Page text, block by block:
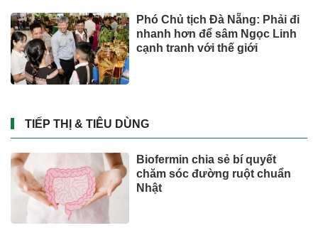
Phó Chủ tịch Đà Nẵng: Phải đi
nhanh hơn để sâm Ngọc Linh
cạnh tranh với thế giới
TIẾP THỊ & TIÊU DÙNG
Biofermin chia sẻ bí quyết
chăm sóc đường ruột chuẩn
Nhật